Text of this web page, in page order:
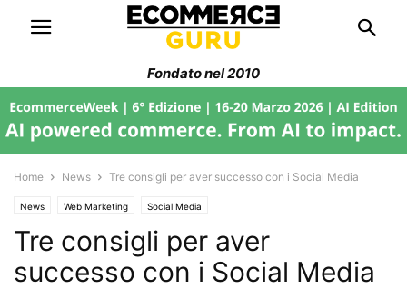
Fondato nel 2010
Home News Tre consigli per aver successo con i Social Media
News Web Marketing Social Media
Tre consigli per aver
successo con i Social Media